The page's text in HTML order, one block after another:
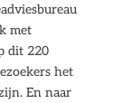
met
dit 220
het
En naar